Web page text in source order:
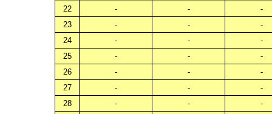
22
- -
-
23
- -
-
24
- -
-
25
- -
-
26
- -
-
27
- -
-
28
- -
-